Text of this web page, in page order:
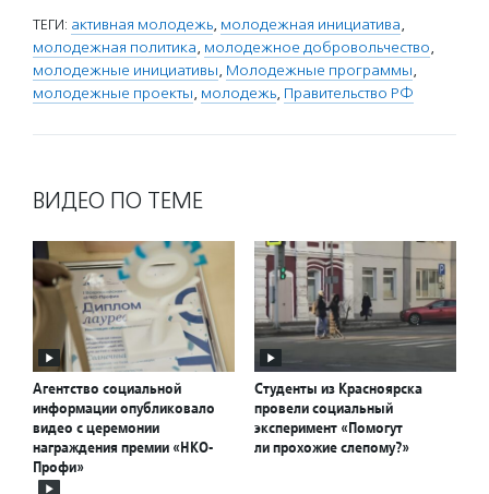
ТЕГИ: активная молодежь, молодежная инициатива,
молодежная политика, молодежное добровольчество,
молодежные инициативы, Молодежные программы,
молодежные проекты, молодежь, Правительство РФ
ВИДЕО ПО ТЕМЕ
Агентство социальной
информации опубликовало
видео с церемонии
награждения премии «НКО-
Профи»
Студенты из Красноярска
провели социальный
эксперимент «Помогут
ли прохожие слепому?»